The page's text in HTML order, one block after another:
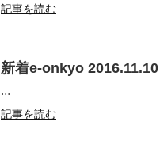
記事を読む
新着e-onkyo 2016.11.10
...
記事を読む